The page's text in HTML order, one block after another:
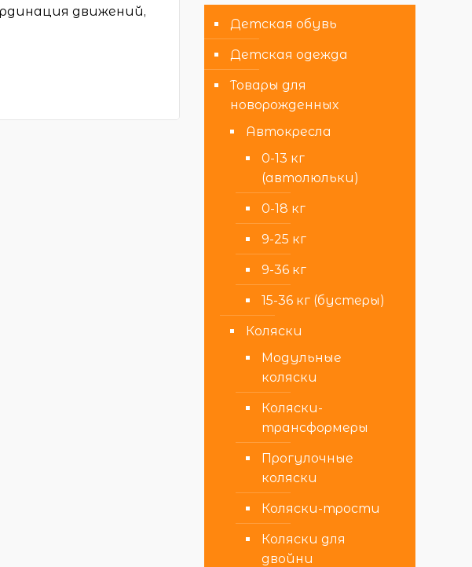
движений,
Детская обувь
Детская одежда
Товары для
новорожденных
Автокресла
0-13 кг
(автолюльки)
0-18 кг
9-25 кг
9-36 кг
15-36 кг (бустеры)
Коляски
Модульные
коляски
Коляски-
трансформеры
Прогулочные
коляски
Коляски-трости
Коляски для
двойни